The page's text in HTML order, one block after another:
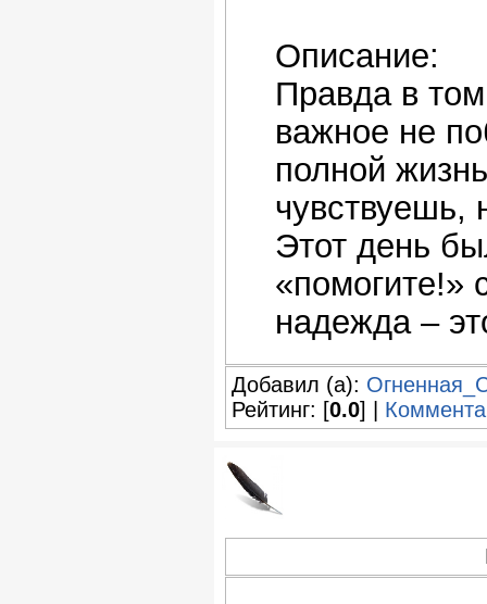
Описание:
Правда в
важное не
полной
чувствуешь,
Этот день
«помогите!»
надежда –
Добавил (а):
Рейтинг: [0.0] |